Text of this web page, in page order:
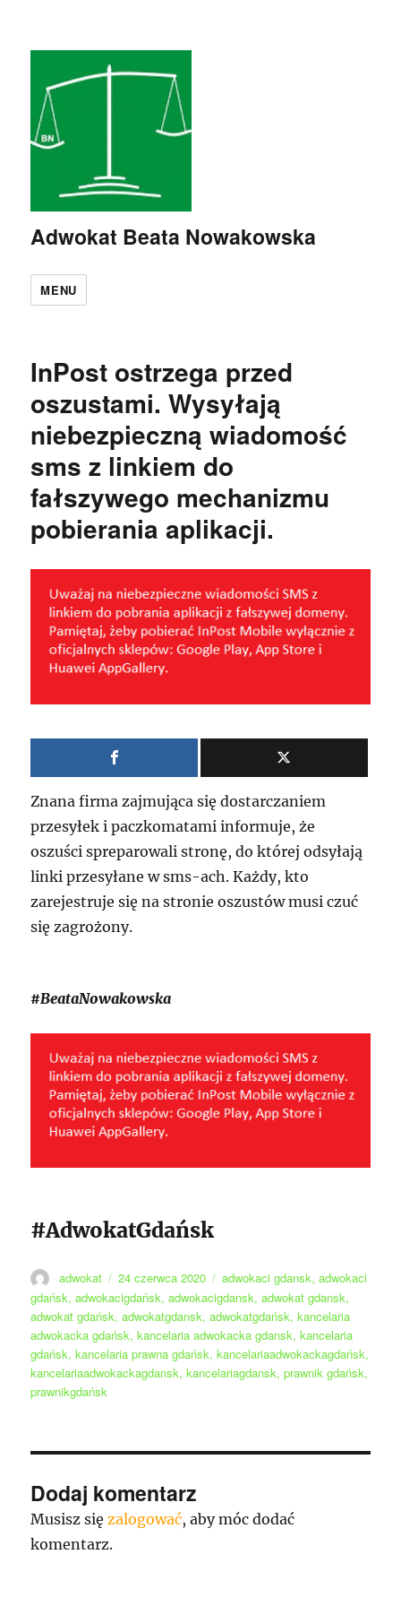
Adwokat Beata Nowakowska
MENU
InPost ostrzega przed
oszustami. Wysyłają
niebezpieczną wiadomość
sms z linkiem do
fałszywego mechanizmu
pobierania aplikacji.
Znana firma zajmująca się dostarczaniem
przesyłek i paczkomatami informuje, że
oszuści spreparowali stronę, do której odsyłają
linki przesyłane w sms-ach. Każdy, kto
zarejestruje się na stronie oszustów musi czuć
się zagrożony.
#BeataNowakowska
#AdwokatGdańsk
Autor
adwokat
Data
publikacji
24 czerwca 2020 Tagi
adwokaci gdansk,adwokaci
gdańsk,adwokacigdańsk,adwokacigdansk,adwokat gdansk,
adwokat gdańsk,adwokatgdansk,adwokatgdańsk,kancelaria
adwokacka gdańsk,kancelaria adwokacka gdansk,kancelaria
gdańsk,kancelaria prawna gdańsk,kancelariaadwokackagdańsk,
kancelariaadwokackagdansk,kancelariagdansk,prawnik gdańsk,
prawnikgdańsk
Dodaj komentarz
Musisz sięzalogować, aby móc dodać
komentarz.